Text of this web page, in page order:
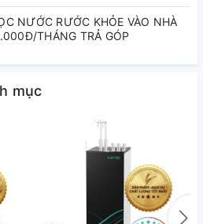
bật của máy
lạnh Karofi
nước Nóng - Lạnh -
NƯỚC RƯỚC KHỎE VÀO NHÀ
THÁNG TRẢ GÓP
mục